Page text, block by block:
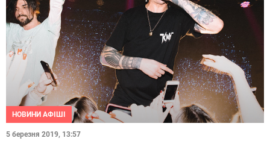
НОВИНИ АФІШІ
5 березня 2019, 13:57